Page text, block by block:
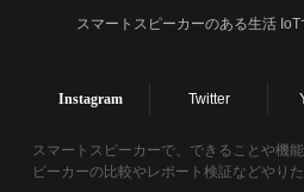
スマートスピーカーのある生活
Instagram Twitter
スマートスピーカーで、できることや機
ピーカーの比較やレポート検証などやり